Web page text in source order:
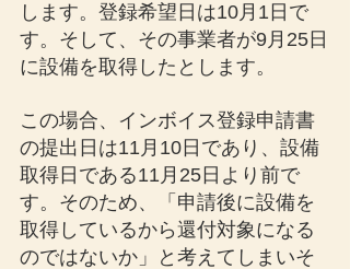
します。登録希望日は10月1日で
す。そして、その事業者が9月25日
に設備を取得したとします。
この場合、インボイス登録申請書
の提出日は11月10日であり、設備
取得日である11月25日より前で
す。そのため、「申請後に設備を
取得しているから還付対象になる
のではないか」と考えてしまいそ